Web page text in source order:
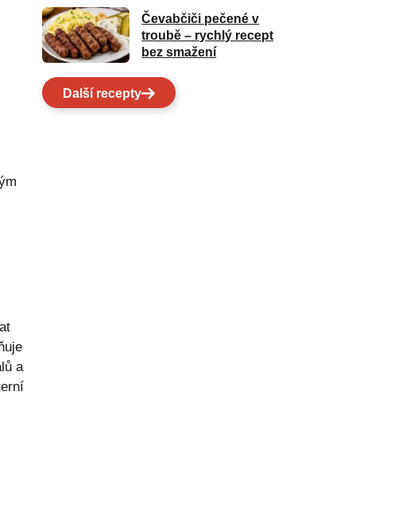
a
Čevabčiči pečené v
troubě – rychlý recept
bez smažení
Další recepty